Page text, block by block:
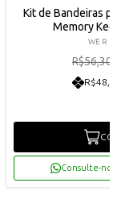
Kit de Bandeiras
Memory
WE R
R$56,30
Consulte-nos